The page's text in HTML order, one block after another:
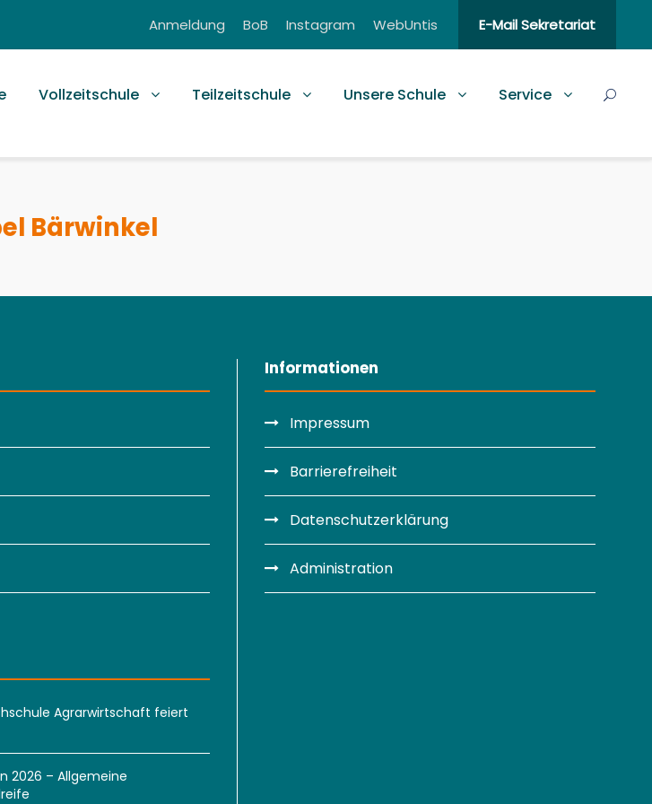
Anmeldung BoB Instagram WebUntis E-Mail Sekretariat
Vollzeitschule Teilzeitschule Unsere Schule Service
Bärwinkel
Agrarwirtschaft feiert
2026 – Allgemeine
Informationen
Impressum
Barrierefreiheit
Datenschutzerklärung
Administration